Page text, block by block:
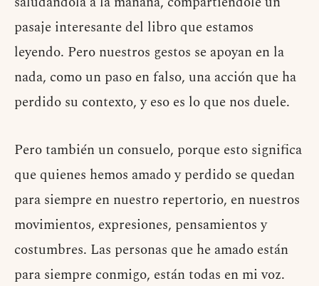
pasaje interesante del libro que estamos
leyendo. Pero nuestros gestos se apoyan en la
nada, como un paso en falso, una acción que ha
perdido su contexto, y eso es lo que nos duele.
Pero también un consuelo, porque esto significa
que quienes hemos amado y perdido se quedan
para siempre en nuestro repertorio, en nuestros
movimientos, expresiones, pensamientos y
costumbres. Las personas que he amado están
para siempre conmigo, están todas en mi voz.